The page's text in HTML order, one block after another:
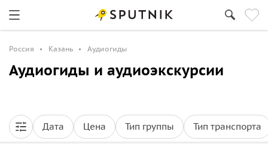
Россия Казань Аудиогиды
Аудиогиды и аудиоэкскурсии
Дата Цена Тип группы Тип транспорта